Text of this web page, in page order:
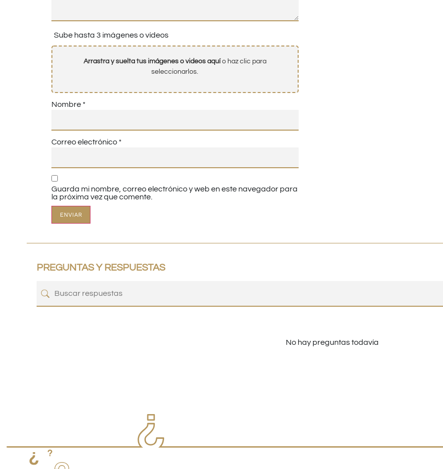
Sube hasta 3 imágenes o vídeos
Arrastra y suelta tus imágenes o videos aquío haz clic para
seleccionarlos.
Nombre *
Correo electrónico *
Guarda mi nombre, correo electrónico y web en este navegador para
la próxima vez que comente.
PREGUNTAS Y RESPUESTAS
No hay preguntas todavía